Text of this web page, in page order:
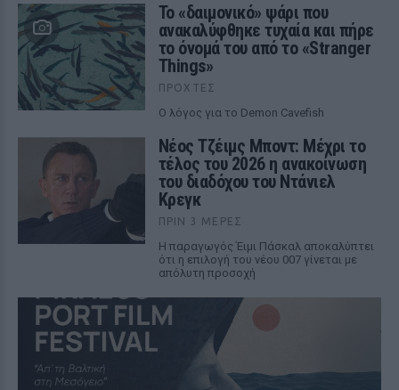
Το «δαιμονικό» ψάρι που
ανακαλύφθηκε τυχαία και πήρε
το όνομά του από το «Stranger
Things»
ΠΡΟΧΤΈΣ
Ο λόγος για το Demon Cavefish
Νέος Τζέιμς Μποντ: Μέχρι το
τέλος του 2026 η ανακοίνωση
του διαδόχου του Ντάνιελ
Κρεγκ
ΠΡΙΝ 3 ΜΈΡΕΣ
Η παραγωγός Έιμι Πάσκαλ αποκαλύπτει
ότι η επιλογή του νέου 007 γίνεται με
απόλυτη προσοχή